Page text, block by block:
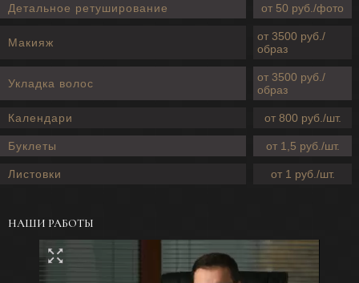
Детальное ретуширование от 50 руб./фото
Макияж
от 3500 руб./
образ
Укладка волос
от 3500 руб./
образ
Календари от 800 руб./шт.
Буклеты от 1,5 руб./шт.
Листовки от 1 руб./шт.
НАШИ РАБОТЫ